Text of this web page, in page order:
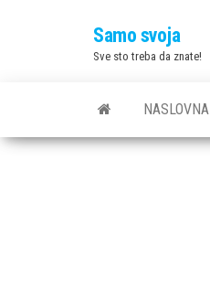
Samo svoja
Sve sto treba da znate!
NASLOVNA